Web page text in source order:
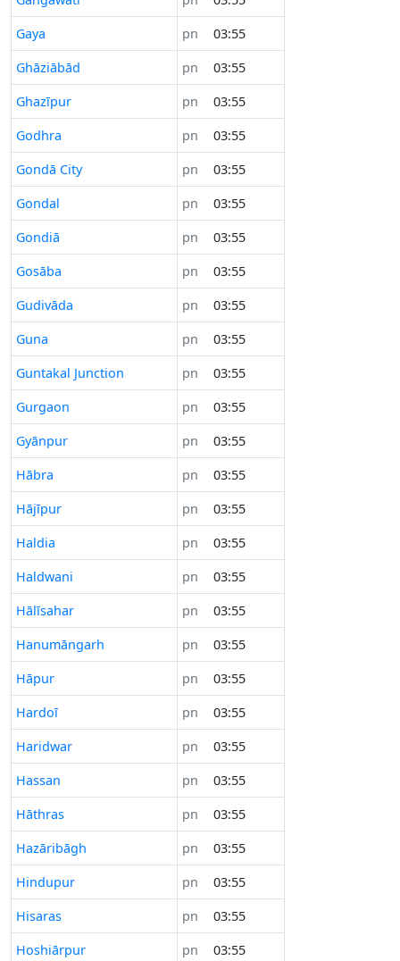
Gaya
pn
03:55
Ghāziābād
pn
03:55
Ghazīpur
pn
03:55
Godhra
pn
03:55
Gondā City
pn
03:55
Gondal
pn
03:55
Gondiā
pn
03:55
Gosāba
pn
03:55
Gudivāda
pn
03:55
Guna
pn
03:55
Guntakal Junction
pn
03:55
Gurgaon
pn
03:55
Gyānpur
pn
03:55
Hābra
pn
03:55
Hājīpur
pn
03:55
Haldia
pn
03:55
Haldwani
pn
03:55
Hālīsahar
pn
03:55
Hanumāngarh
pn
03:55
Hāpur
pn
03:55
Hardoī
pn
03:55
Haridwar
pn
03:55
Hassan
pn
03:55
Hāthras
pn
03:55
Hazāribāgh
pn
03:55
Hindupur
pn
03:55
Hisaras
pn
03:55
Hoshiārpur
pn 03:55